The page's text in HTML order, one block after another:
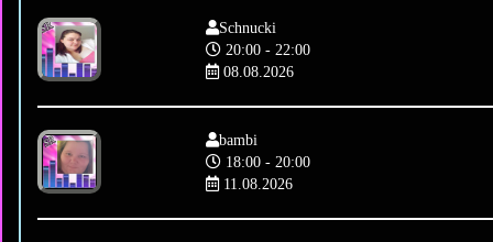
Schnucki
20:00 - 22:00
08.08.2026
bambi
18:00 - 20:00
11.08.2026